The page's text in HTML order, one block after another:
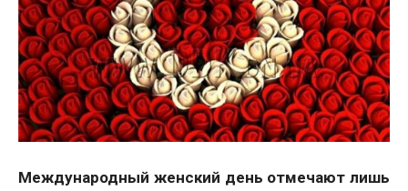
Международный женский день отмечают лишь